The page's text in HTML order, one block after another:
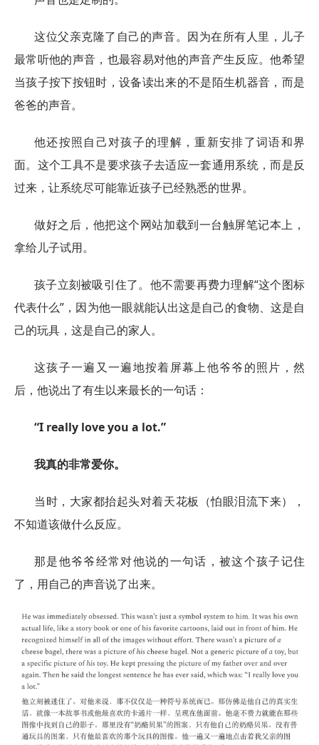
这位父亲克隆了自己的声音。因为在所有人里，儿子
最常听他的声音，也最容易对他的声音产生反应。他希望
当孩子按下按钮时，设备读出来的不是陌生机器音，而是
爸爸的声音。
他还按照自己对孩子的理解，重新安排了词语和界
面。这个工具不是要求孩子去适应一套通用系统，而是反
过来，让系统尽可能靠近孩子已经熟悉的世界。
做好之后，他把这个网站加载到一台触屏笔记本上，
拿给儿子试用。
孩子立刻被吸引住了。他不需要再费力理解“这个图标
代表什么”，因为他一眼就能认出这是自己的食物、这是自
己的玩具，这是自己的家人。
这孩子一遍又一遍地按着屏幕上他爷爷的照片，然
后，他说出了有生以来最长的一句话：
“I really love you a lot.”
我真的非常爱你。
当时，大家都抬起头对着天花板（怕眼泪流下来），
不知道该做什么反应。
那是他爷爷经常对他说的一句话，被这个孩子记住
了，用自己的声音说了出来。